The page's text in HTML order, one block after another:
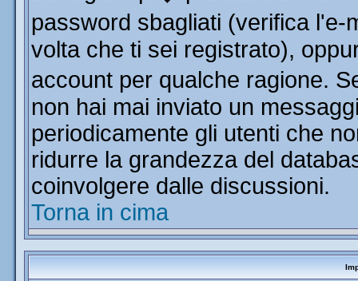
password sbagliati (verifica
volta che ti sei registrato),
account per qualche ragione.
non hai mai inviato un
periodicamente gli utenti che
ridurre la grandezza del
coinvolgere dalle discussioni.
Torna in cima